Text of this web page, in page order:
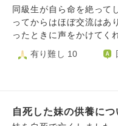
価格交渉をしてもらうよ
そして、冒頭が長くな
本題でして💦 上記の件
と思うのだが、どうかな
は自分たちで言ったほう
叔父の言うように、自殺
実家にて供養をしてあげる事と
を行う場合の供養のお作
はいけない事等ご教授いただ
っています。 (奥さんの
願いいたします。
同級生が自ら命を絶ってしまいまし
ってからはほぼ交流はあ
ったときに声をかけてく
のツイテいない境遇がお
間意識を感じて、次に会
いにはなれてたかもしれ
有り難し 10
自死した妹の供養につ